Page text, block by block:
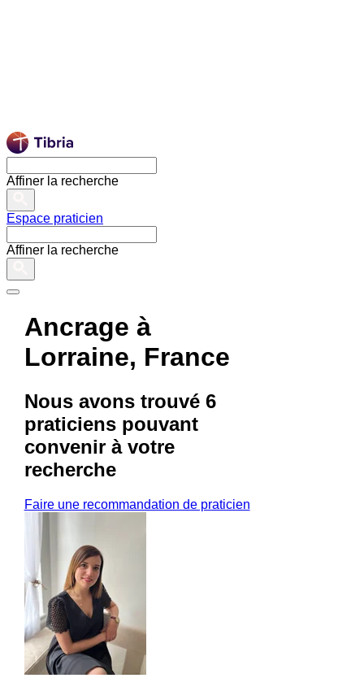
Affiner la recherche
Espace praticien
Affiner la recherche
Ancrage à
Lorraine, France
Nous avons trouvé 6
praticienspouvant
convenir à votre
recherche
Faire une recommandation de praticien